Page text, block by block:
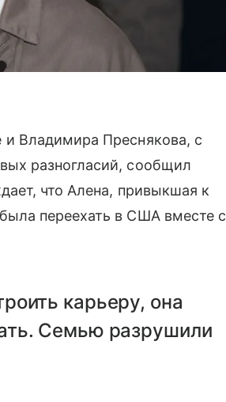
Владимира Преснякова, с
разногласий, сообщил
что Алена, привыкшая к
переехать в США вместе с
карьеру, она
Семью разрушили